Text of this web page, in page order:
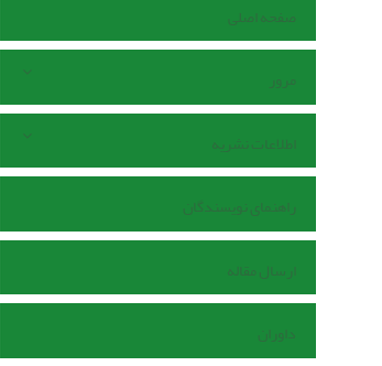
صفحه اصلی
مرور
اطلاعات نشریه
راهنمای نویسندگان
ارسال مقاله
داوران